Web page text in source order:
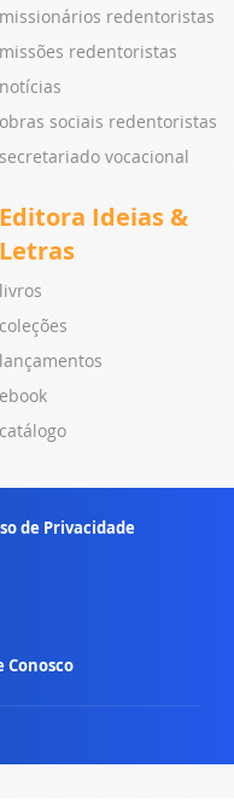
missionários redentoristas
missões redentoristas
notícias
obras sociais redentoristas
secretariado vocacional
Editora Ideias &
Letras
livros
coleções
lançamentos
ebook
catálogo
de Privacidade
Conosco